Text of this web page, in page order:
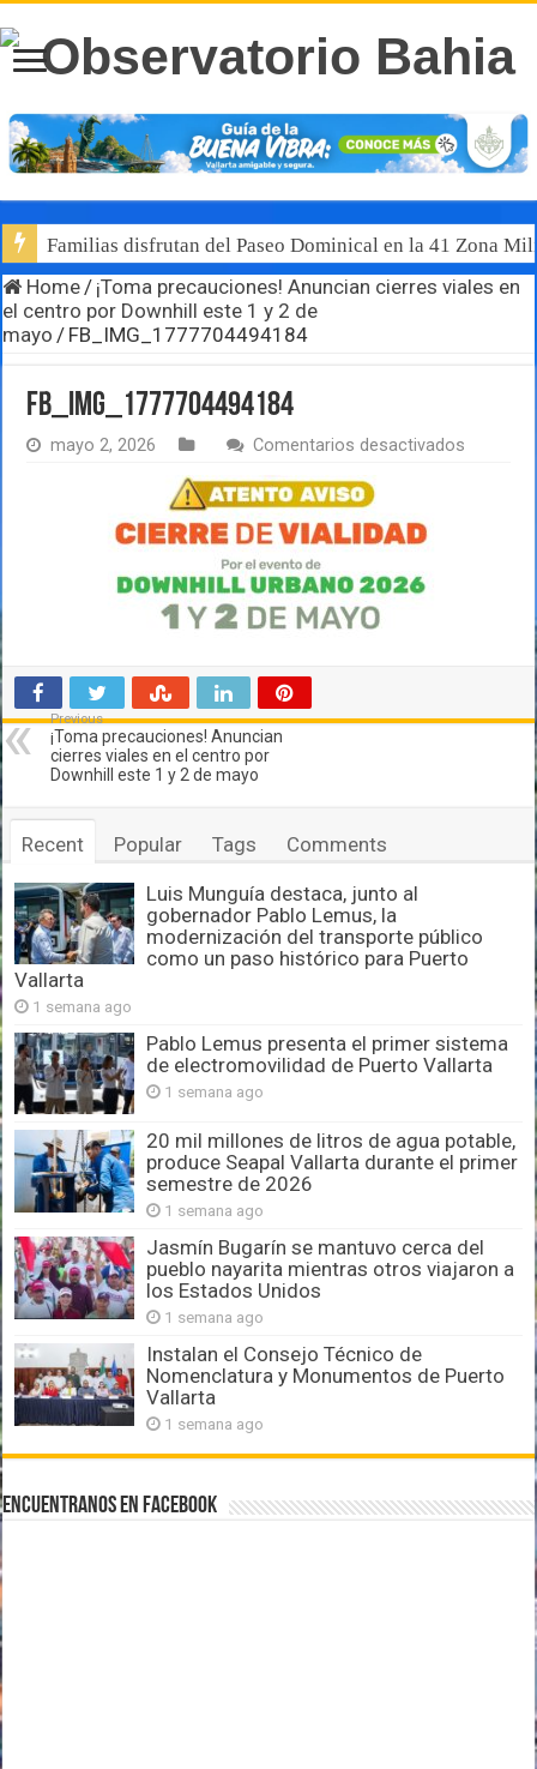
Familias disfrutan del Paseo Dominical en la 41 Zona
Home/ ¡Toma precauciones! Anuncian cierres viales en
el centro por Downhill este 1 y 2 de
mayo / FB_IMG_1777704494184
FB_IMG_1777704494184
mayo 2, 2026 Comentarios desactivados
Previous
¡Toma precauciones! Anuncian
cierres viales en el centro por
Downhill este 1 y 2 de mayo
Recent Popular Tags Comments
Luis Munguía destaca, junto al
gobernador Pablo Lemus, la
modernización del transporte público
como un paso histórico para Puerto
Vallarta
1 semana ago
Pablo Lemus presenta el primer sistema
de electromovilidad de Puerto Vallarta
1 semana ago
20 mil millones de litros de agua potable,
produce Seapal Vallarta durante el primer
semestre de 2026
1 semana ago
Jasmín Bugarín se mantuvo cerca del
pueblo nayarita mientras otros viajaron a
los Estados Unidos
1 semana ago
Instalan el Consejo Técnico de
Nomenclatura y Monumentos de Puerto
Vallarta
1 semana ago
Encuentranos en Facebook